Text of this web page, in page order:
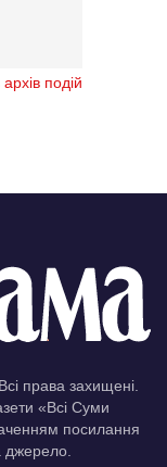
подій
права захищені.
«Всі Суми
посилання
джерело.